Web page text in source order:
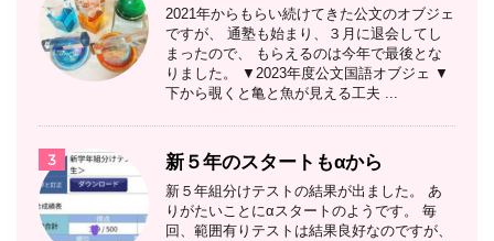
2021年からもらい続けてきた公文のオブジェ
ですが、 通塾も始まり、３月に退会してし
まったので、 もらえるのは今年で最後とな
りました。 ▼2023年度公文国語オブジェ ▼
下から覗くと亀と魚が見える工夫 ...
3 新５年のスタートもαから
新５年組分けテストの結果が出ました。 あ
りがたいことにαスタートのようです。 毎
回、範囲有りテストは結果良好なのですが、